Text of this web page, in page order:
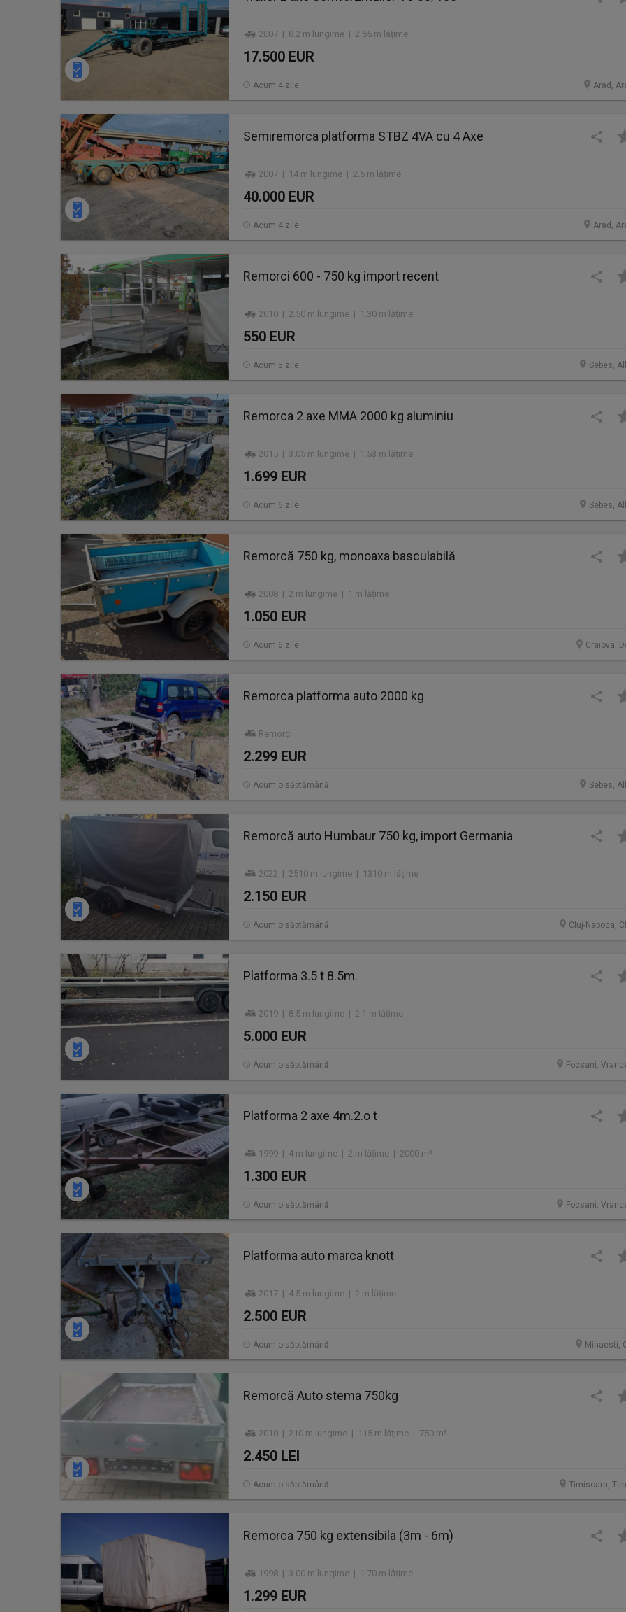
2007 | 8.2 m lungime | 2.55 m lăţime
17.500 EUR
Arad,
Acum 4 zile
Semiremorca platforma STBZ 4VA cu 4 Axe
2007 | 14 m lungime | 2.5 m lăţime
40.000 EUR
Arad,
Acum 4 zile
Remorci 600 - 750 kg import recent
2010 | 2.50 m lungime | 1.30 m lăţime
550 EUR
Sebes,
Acum 5 zile
Remorca 2 axe MMA 2000 kg aluminiu
2015 | 3.05 m lungime | 1.53 m lăţime
1.699 EUR
Sebes,
Acum 6 zile
Remorcă 750 kg, monoaxa basculabilă
2008 | 2 m lungime | 1 m lăţime
1.050 EUR
Craiova,
Acum 6 zile
Remorca platforma auto 2000 kg
Remorci
2.299 EUR
Sebes,
Acum o săptămână
Remorcă auto Humbaur 750 kg, import Germania
2022 | 2510 m lungime | 1310 m lăţime
2.150 EUR
Cluj-Napoca,
Acum o săptămână
Platforma 3.5 t 8.5m.
2019 | 8.5 m lungime | 2.1 m lăţime
5.000 EUR
Focsani,
Acum o săptămână
Platforma 2 axe 4m.2.o t
1999 | 4 m lungime | 2 m lăţime | 2000 m³
1.300 EUR
Focsani,
Acum o săptămână
Platforma auto marca knott
2017 | 4.5 m lungime | 2 m lăţime
2.500 EUR
Mihaesti,
Acum o săptămână
Remorcă Auto stema 750kg
2010 | 210 m lungime | 115 m lăţime | 750 m³
2.450 LEI
Timisoara,
Acum o săptămână
Remorca 750 kg extensibila (3m - 6m)
1998 | 3.00 m lungime | 1.70 m lăţime
1.299 EUR